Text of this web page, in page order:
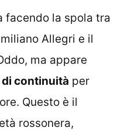
facendo la spola tra
Allegri e il
ma appare
continuità per
Questo è il
rossonera,